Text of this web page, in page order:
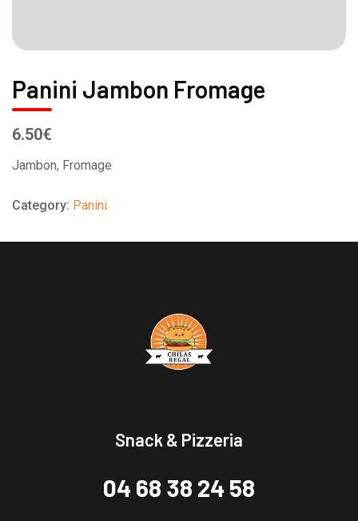
Panini Jambon Fromage
6.50€
Jambon, Fromage
Category: Panini
Snack & Pizzeria
04 68 38 24 58